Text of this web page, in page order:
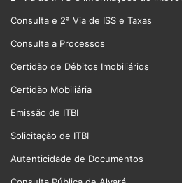
Consulta e 2ª Via de ISS e Taxas
Consulta a Processos
Certidão de Débitos Imobiliários
Certidão Mobiliária
Emissão de ITBI
Solicitação de ITBI
Autenticidade de Documentos